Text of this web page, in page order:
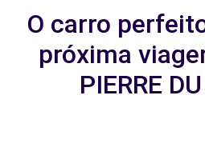
O carro
próxima
PIERRE